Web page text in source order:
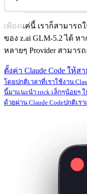
เพียงแค่นี้ เราก็สามารถ
ของ z.ai GLM-5.2 ได้ ห
หลายๆ Provider สามา
ตั้งค่า Claude Code ให้
โดยปกติเวลาที่เราใช้งาน
นี้มาแนะนำ trick เล็กๆน้อยๆ ใ
ด้วยผ่าน Claude Codeปกติเร